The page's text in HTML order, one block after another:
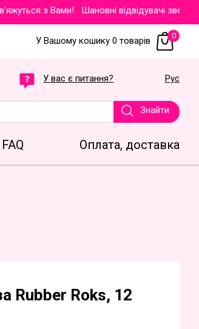
з Вами!Шановні відвідувачі звертаємо
У Вашому кошику 0 товарів 0
У вас є питання? Рус
Знайти
FAQ Оплата, доставка
Rubber Roks, 12